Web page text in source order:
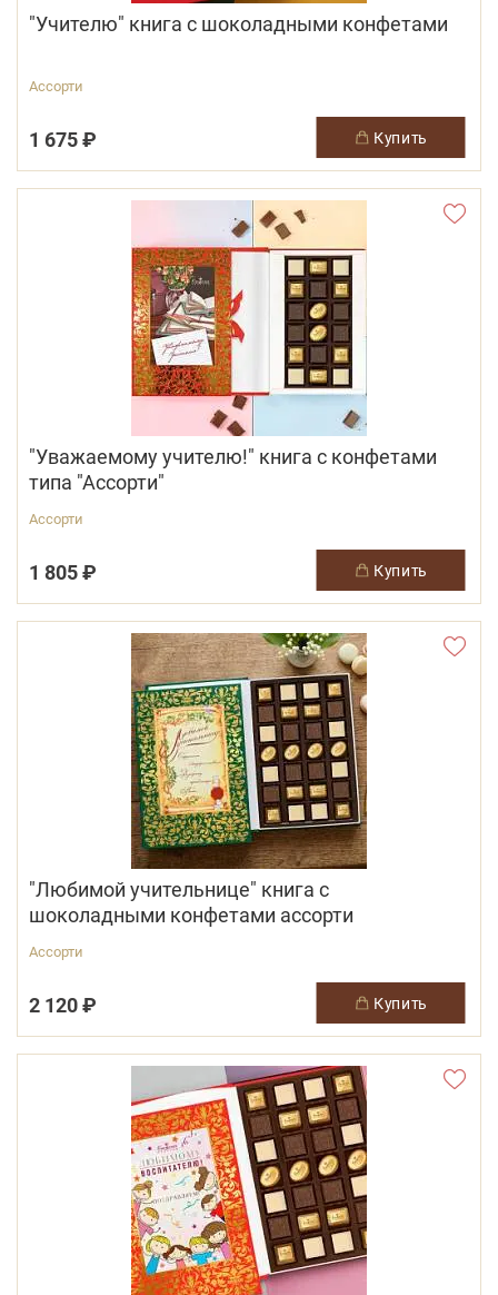
"Учителю" книга с шоколадными конфетами
Ассорти
1 675 ₽ купить
"Уважаемому учителю!" книга c конфетами
типа "Ассорти"
Ассорти
1 805 ₽ купить
"Любимой учительнице" книга с
шоколадными конфетами ассорти
Ассорти
2 120 ₽ купить